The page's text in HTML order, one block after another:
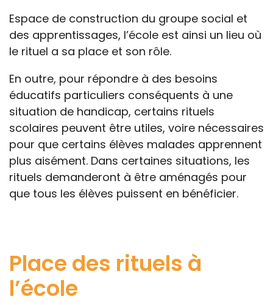
Espace de construction du groupe social et
des apprentissages, l’école est ainsi un lieu où
le rituel a sa place et son rôle.
En outre, pour répondre à des besoins
éducatifs particuliers conséquents à une
situation de handicap, certains rituels
scolaires peuvent être utiles, voire nécessaires
pour que certains élèves malades apprennent
plus aisément. Dans certaines situations, les
rituels demanderont à être aménagés pour
que tous les élèves puissent en bénéficier.
Place des rituels à
l’école